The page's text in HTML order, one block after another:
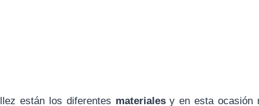
están los diferentes materialesy en esta ocasión